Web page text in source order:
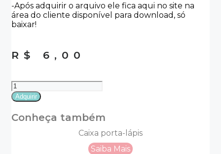
-Após adquirir o arquivo ele fica aqui no site na
área do cliente disponível para download, só
baixar!
R$ 6,00
Combinados
da
turma:
aventura
Adquirir
Conheça também
Caixa porta-lápis
Saiba Mais